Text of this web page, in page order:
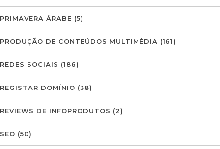
PRIMAVERA ÁRABE (5)
PRODUÇÃO DE CONTEÚDOS MULTIMÉDIA (161)
REDES SOCIAIS (186)
REGISTAR DOMÍNIO (38)
REVIEWS DE INFOPRODUTOS (2)
SEO (50)